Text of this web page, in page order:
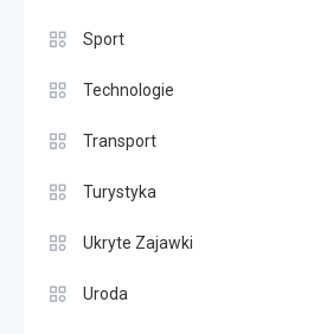
Sport
Technologie
Transport
Turystyka
Ukryte Zajawki
Uroda